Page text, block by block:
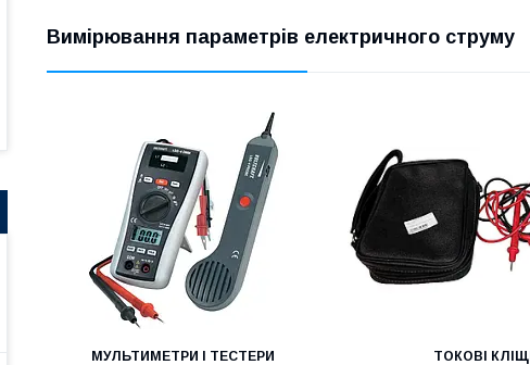
Вимірювання параметрів електричного струму
МУЛЬТИМЕТРИ І ТЕСТЕРИ ТОКОВІ КЛІЩІ